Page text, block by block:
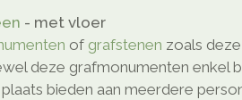
- met vloer
of grafstenen zoals
deze grafmonumenten enkel
bieden aan meerdere